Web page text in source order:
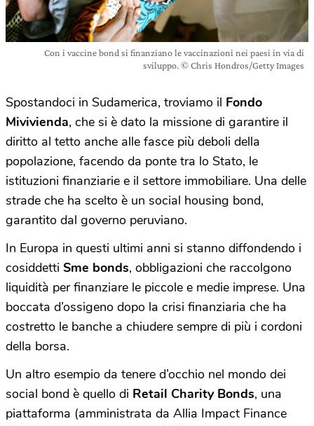
Con i vaccine bond si finanziano le vaccinazioni nei paesi in via di
sviluppo. © Chris Hondros/Getty Images
Spostandoci in Sudamerica, troviamo il Fondo
Mivivienda, che si è dato la missione di garantire il
diritto al tetto anche alle fasce più deboli della
popolazione, facendo da ponte tra lo Stato, le
istituzioni finanziarie e il settore immobiliare. Una delle
strade che ha scelto è un social housing bond,
garantito dal governo peruviano.
In Europa in questi ultimi anni si stanno diffondendo i
cosiddetti Sme bonds, obbligazioni che raccolgono
liquidità per finanziare le piccole e medie imprese. Una
boccata d’ossigeno dopo la crisi finanziaria che ha
costretto le banche a chiudere sempre di più i cordoni
della borsa.
Un altro esempio da tenere d’occhio nel mondo dei
social bond è quello di Retail Charity Bonds, una
piattaforma (amministrata da Allia Impact Finance